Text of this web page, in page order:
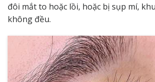
đôi mắt to hoặc lồi, hoặc bị sụp mí,
không đều.